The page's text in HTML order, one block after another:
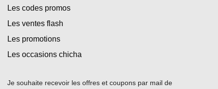
Les codes promos
Les ventes flash
Les promotions
Les occasions chicha
Je souhaite recevoir les offres et coupons par mail de